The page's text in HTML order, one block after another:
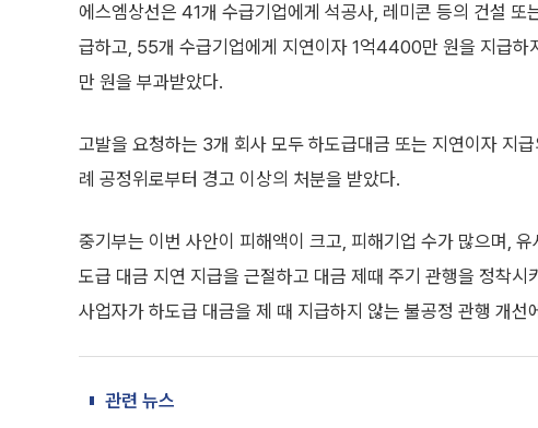
에스엠상선은 41개 수급기업에게 석공사, 레미콘 등의 건설
급하고, 55개 수급기업에게 지연이자 1억4400만 원을 지급
만 원을 부과받았다.
고발을 요청하는 3개 회사 모두 하도급대금 또는 지연이자 지
례 공정위로부터 경고 이상의 처분을 받았다.
중기부는 이번 사안이 피해액이 크고, 피해기업 수가 많으며,
도급 대금 지연 지급을 근절하고 대금 제때 주기 관행을 정착
사업자가 하도급 대금을 제 때 지급하지 않는 불공정 관행 개선
관련 뉴스